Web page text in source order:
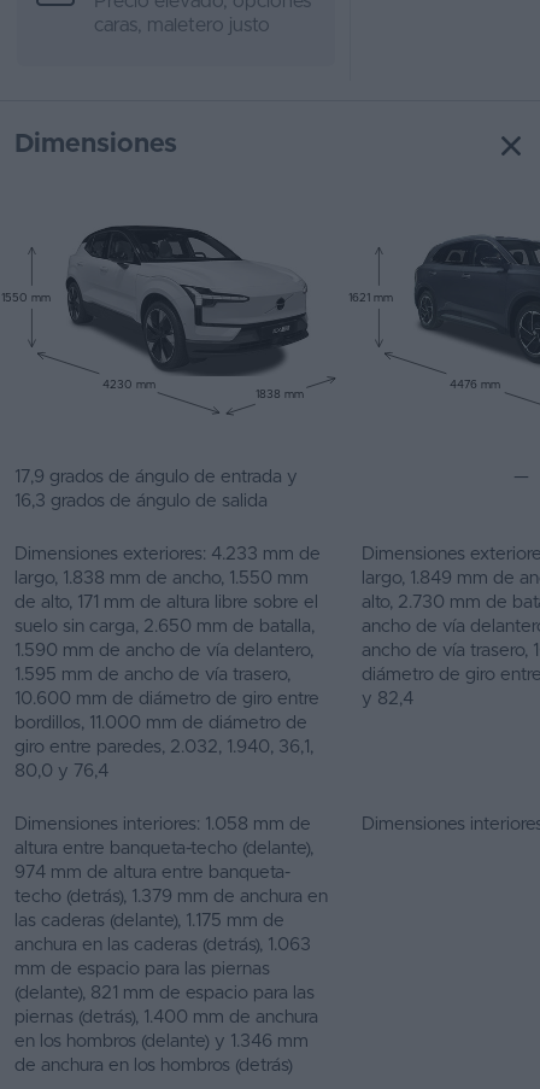
caras, maletero justo
Dimensiones
1550 mm
4230 mm
1838 mm
1621 mm
4476 mm
17,9 grados de ángulo de entrada y
16,3 grados de ángulo de salida
—
Dimensiones exteriores: 4.233 mm de
largo, 1.838 mm de ancho, 1.550 mm
de alto, 171 mm de altura libre sobre el
suelo sin carga, 2.650 mm de batalla,
1.590 mm de ancho de vía delantero,
1.595 mm de ancho de vía trasero,
10.600 mm de diámetro de giro entre
bordillos, 11.000 mm de diámetro de
giro entre paredes, 2.032, 1.940, 36,1,
80,0 y 76,4
Dimensiones
largo, 1.849 mm de
alto, 2.730 mm de
ancho de vía
ancho de vía trasero,
diámetro de giro
y 82,4
Dimensiones interiores: 1.058 mm de
altura entre banqueta-techo (delante),
974 mm de altura entre banqueta-
techo (detrás), 1.379 mm de anchura en
las caderas (delante), 1.175 mm de
anchura en las caderas (detrás), 1.063
mm de espacio para las piernas
(delante), 821 mm de espacio para las
piernas (detrás), 1.400 mm de anchura
en los hombros (delante) y 1.346 mm
de anchura en los hombros (detrás)
Dimensiones